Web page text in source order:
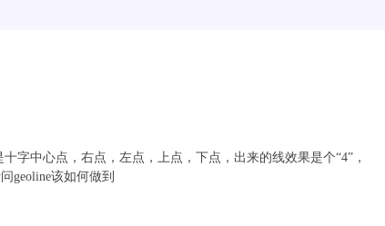
字中心点，右点，左点，上点，下点，出来的线效果是个“4”，
geoline该如何做到